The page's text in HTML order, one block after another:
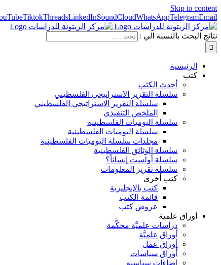
Skip to content
TiktokThreadsLinkedInSoundCloudWhatsAppTelegramEmail
نتائج البحث بالنسبة الي :
الرئيسية
كتب
أحدث الكتب
سلسلة التقرير الاستراتيجي الفلسطيني
سلسلة التقرير الاستراتيجي الفلسطيني
الملخص التنفيذي
سلسلة اليوميات الفلسطينية
سلسلة اليوميات الفلسطينية
مجلدات سلسلة اليوميات الفلسطينية
سلسلة الوثائق الفلسطينية
سلسلة أولست إنساناً؟
سلسلة تقرير المعلومات
كتب أخرى
كتب بالإنجليزية
قائمة الكتب
عروض كتب
أوراق علمية
دراسات علميَّة محكَّمة
أوراق علميَّة
أوراق عمل
أوراق سياسات
إضاءات سياسية